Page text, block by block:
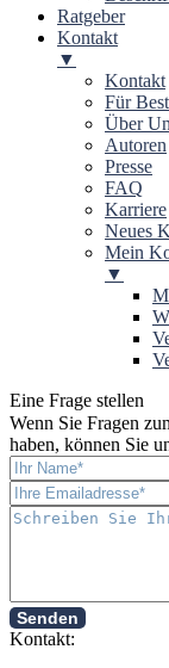
Ratgeber
Kontakt
▼
Kontakt
Für
Über
Autoren
Presse
FAQ
Karriere
Neues
Mein
▼
Eine Frage stellen
Wenn Sie Fragen
haben, können Sie
Senden
Kontakt: